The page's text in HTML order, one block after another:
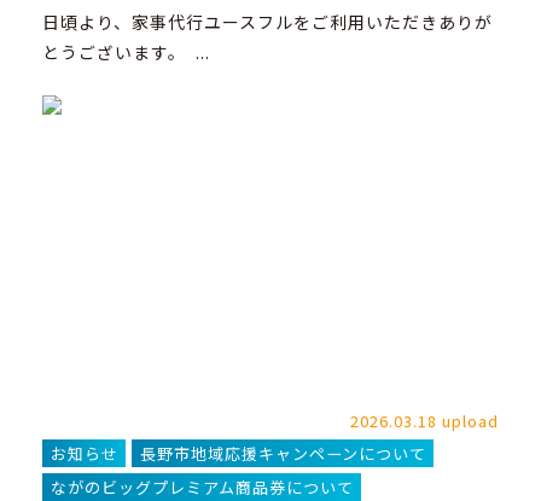
日頃より、家事代行ユースフルをご利用いただきありが
とうございます。 ...
2026.03.18 upload
お知らせ
長野市地域応援キャンペーンについて
ながのビッグプレミアム商品券について